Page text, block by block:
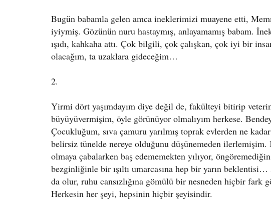
Bugün babamla gelen amca ineklerimizi muayene etti,
iyiymiş. Gözünün nuru hastaymış, anlayamamış babam.
ışıdı, kahkaha attı. Çok bilgili, çok çalışkan, çok iyi bir
olacağım, ta uzaklara gideceğim…
2.
Yirmi dört yaşımdayım diye değil de, fakülteyi bitirip
büyüyüvermişim, öyle görünüyor olmalıyım herkese.
Çocukluğum, sıva çamuru yarılmış toprak evlerden ne
belirsiz tünelde nereye olduğunu düşünemeden ilerlemişim.
olmaya çabalarken baş edememekten yılıyor,
bezginliğinle bir ışıltı umarcasına hep bir yarın
da olur, ruhu cansızlığına gömülü bir nesneden hiçbir fark
Herkesin her şeyi, hepsinin hiçbir şeyisindir.